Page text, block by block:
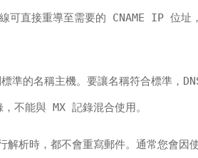
可直接重導至需要的 CNAME IP 位址
的名稱主機。要讓名稱符合標準，
不能與 MX 記錄混合使用。
析時，都不會重寫郵件。通常您會因